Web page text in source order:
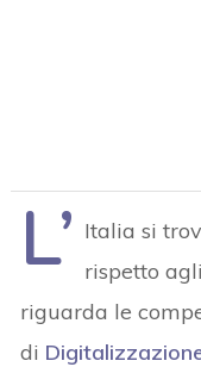
L’ Italia si
rispetto
riguarda le
di